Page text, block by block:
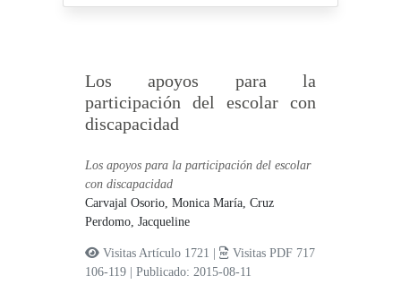
Los apoyos para la
participación del escolar con
discapacidad
Los apoyos para la participación del escolar
con discapacidad
Carvajal Osorio, Monica María,Cruz
Perdomo, Jacqueline
Visitas Artículo 1721 |
Visitas PDF 717
106-119
|Publicado: 2015-08-11